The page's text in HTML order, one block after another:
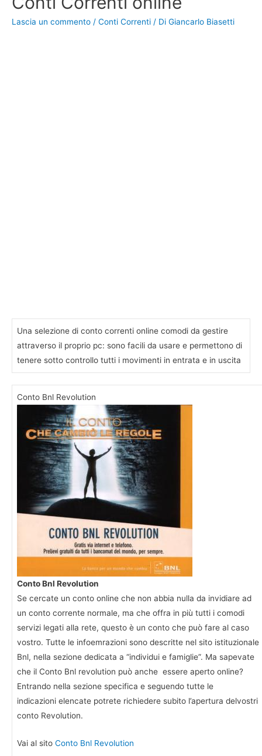
Lascia un commento / Conti Correnti / Di Giancarlo Biasetti
Una selezione di conto correnti online comodi da gestire
attraverso il proprio pc: sono facili da usare e permettono di
tenere sotto controllo tutti i movimenti in entrata e in uscita
Conto Bnl Revolution
Conto Bnl Revolution
Se cercate un conto online che non abbia nulla da invidiare ad
un conto corrente normale, ma che offra in più tutti i comodi
servizi legati alla rete, questo è un conto che può fare al caso
vostro. Tutte le infoemrazioni sono descritte nel sito istituzionale
Bnl, nella sezione dedicata a “individui e famiglie”. Ma sapevate
che il Conto Bnl revolution può anche essere aperto online?
Entrando nella sezione specifica e seguendo tutte le
indicazioni elencate potrete richiedere subito l’apertura delvostri
conto Revolution.
Vai al sito Conto Bnl Revolution